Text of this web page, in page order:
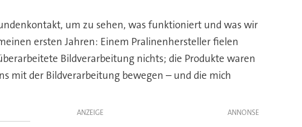
um zu sehen, was funktioniert und was wir
ersten Jahren: Einem Pralinenhersteller fielen
Bildverarbeitung nichts; die Produkte waren
mit der Bildverarbeitung bewegen – und die mich
ANZEIGE